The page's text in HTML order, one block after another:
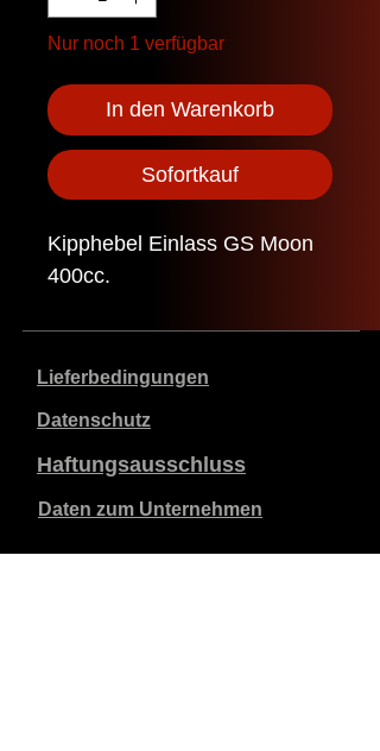
Nur noch 1 verfügbar
In den Warenkorb
Sofortkauf
Kipphebel Einlass GS Moon
400cc.
Lieferbedingungen
Datenschutz
Haftungsausschluss
Daten zum Unternehmen